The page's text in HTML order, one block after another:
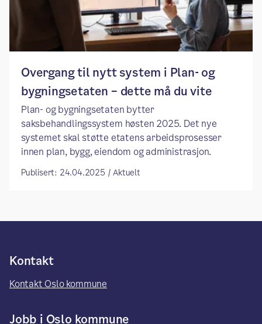
Overgang til nytt system i Plan- og
bygningsetaten – dette må du vite
Plan- og bygningsetaten bytter
saksbehandlingssystem høsten 2025. Det nye
systemet skal støtte etatens arbeidsprosesser
innen plan, bygg, eiendom og administrasjon.
Publisert: 24.04.2025 / Aktuelt
Kontakt
Kontakt Oslo kommune
Jobb i Oslo kommune